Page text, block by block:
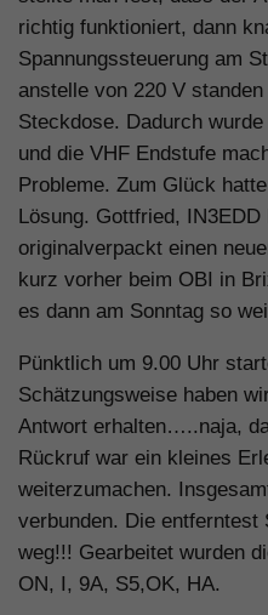
richtig funktioniert, dann
Spannungssteuerung am
anstelle von 220 V
Steckdose. Dadurch
und die VHF Endstufe
Probleme. Zum Glück
Lösung. Gottfried,
originalverpackt einen
kurz vorher beim OBI in
es dann am Sonntag so
Pünktlich um 9.00 Uhr
Schätzungsweise haben
Antwort erhalten…..naja,
Rückruf war ein kleines
weiterzumachen.
verbunden. Die
weg!!! Gearbeitet wurden
ON, I, 9A, S5,OK, HA.